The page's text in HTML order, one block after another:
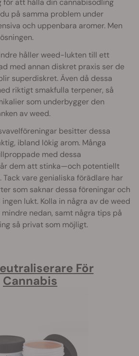
för att hålla din cannabisodling
på samma problem under
och uppenbara aromer. Men
håller weed-lukten till ett
med annan diskret praxis ser de
superdiskret. Även då dessa
riktigt smakfulla terpener, så
som underbygger den
av weed.
besitter dessa
ibland lökig arom. Många
med dessa
dem att stinka—och potentiellt
vare genialiska förädlare har
som saknar dessa föreningar och
lukt. Kolla in några av de weed
nedan, samt några tips på
så privat som möjligt.
För
Cannabis